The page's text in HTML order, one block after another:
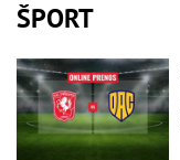
ŠPORT